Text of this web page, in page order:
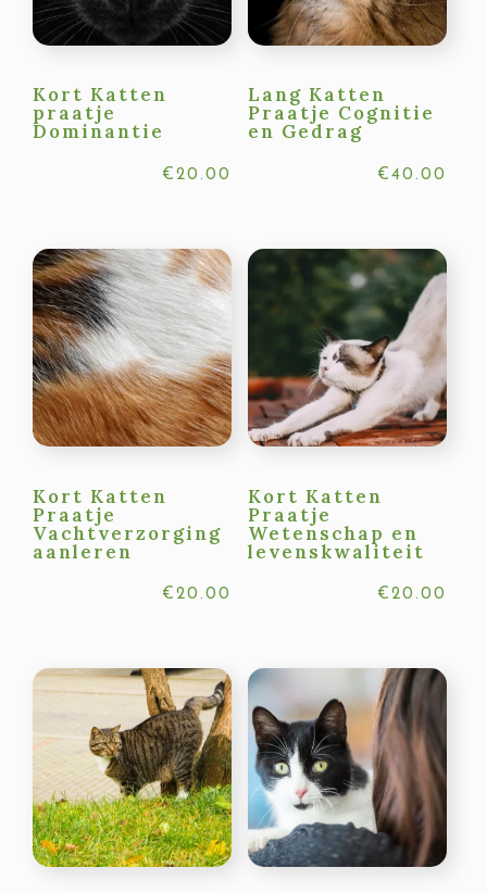
Kort Katten
praatje
Dominantie
€ 20.00
Lang Katten
Praatje Cognitie
en Gedrag
€ 40.00
Kort Katten
Praatje
Vachtverzorging
aanleren
€ 20.00
Kort Katten
Praatje
Wetenschap en
levenskwaliteit
€ 20.00